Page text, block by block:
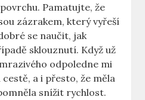
Pamatujte, že
zázrakem, který vyřeší
se naučit, jak
sklouznutí. Když už
odpoledne mi
a i přesto, že měla
snížit rychlost.